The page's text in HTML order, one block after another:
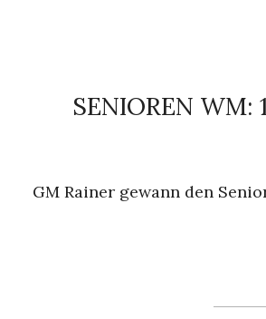
SENIOREN WM:
GM Rainer gewann den